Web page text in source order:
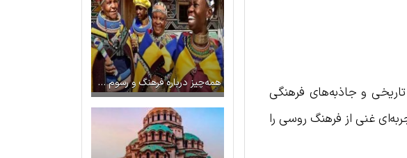
و جاذبه‌های فرهنگی
غنی از فرهنگ روسی را
همه‌چیز درباره فرهنگ و رسوم مردم آفریقای جنوبی